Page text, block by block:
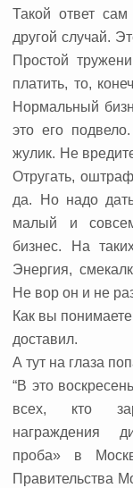
Такой ответ
другой случай.
Простой
платить, то,
Нормальный
это его
жулик. Не
Отругать,
да. Но надо
малый и совсем
бизнес. На
Энергия,
Не вор он и не
Как вы
доставил.
А тут на глаза
“В это
всех, кто
награждения
проба» в
Правительства